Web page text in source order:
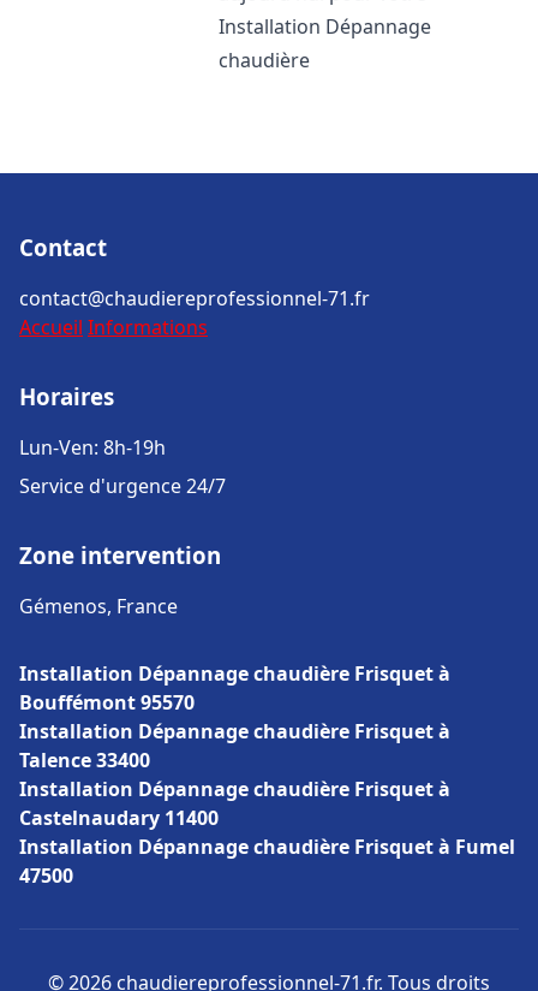
Installation Dépannage
chaudière
Contact
contact@chaudiereprofessionnel-71.fr
Accueil Informations
Horaires
Lun-Ven: 8h-19h
Service d'urgence 24/7
Zone intervention
Gémenos, France
Installation Dépannage chaudière Frisquet à
Bouffémont 95570
Installation Dépannage chaudière Frisquet à
Talence 33400
Installation Dépannage chaudière Frisquet à
Castelnaudary 11400
Installation Dépannage chaudière Frisquet à Fumel
47500
© 2026 chaudiereprofessionnel-71.fr. Tous droits